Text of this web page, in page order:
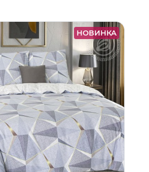
НОВИНКА